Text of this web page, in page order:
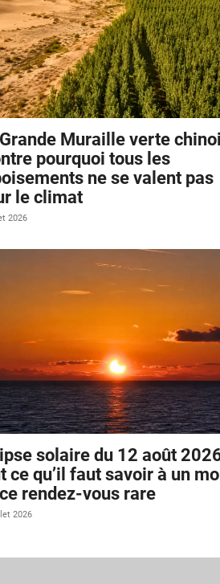
Muraille verte
pourquoi tous les
ne se valent pas
le climat
2026
solaire du 12 août
ce qu’il faut savoir à un
rendez-vous rare
2026